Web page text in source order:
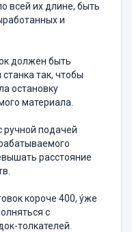
всей их длине, быть
и
должен быть
так, чтобы
остановку
материала.
ручной подачей
расстояние
короче 400, ýже
с
толкателей.